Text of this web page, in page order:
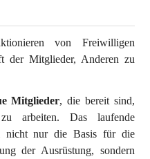
von Freiwilligen
der Mitglieder, Anderen zu
Mitglieder, die bereit sind,
arbeiten. Das laufende
nicht nur die Basis für die
der Ausrüstung, sondern